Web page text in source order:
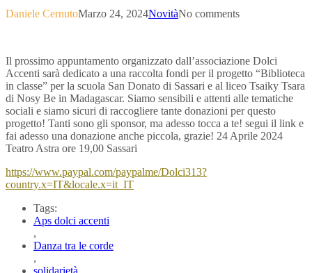
Daniele CernutoMarzo 24, 2024NovitàNo comments
Il prossimo appuntamento organizzato dall’associazione Dolci
Accenti sarà dedicato a una raccolta fondi per il progetto “Biblioteca
in classe” per la scuola San Donato di Sassari e al liceo Tsaiky Tsara
di Nosy Be in Madagascar. Siamo sensibili e attenti alle tematiche
sociali e siamo sicuri di raccogliere tante donazioni per questo
progetto! Tanti sono gli sponsor, ma adesso tocca a te! segui il link e
fai adesso una donazione anche piccola, grazie! 24 Aprile 2024
Teatro Astra ore 19,00 Sassari
https://www.paypal.com/paypalme/Dolci313?
country.x=IT&locale.x=it_IT
Tags:
Aps dolci accenti
,
Danza tra le corde
,
solidarietà